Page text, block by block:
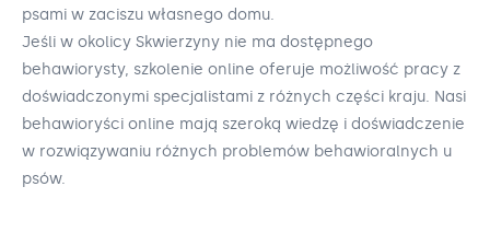
psami w zaciszu własnego domu.
Jeśli w okolicy Skwierzyny nie ma dostępnego
behawiorysty, szkolenie online oferuje możliwość pracy z
doświadczonymi specjalistami z różnych części kraju. Nasi
behawioryści online mają szeroką wiedzę i doświadczenie
w rozwiązywaniu różnych problemów behawioralnych u
psów.